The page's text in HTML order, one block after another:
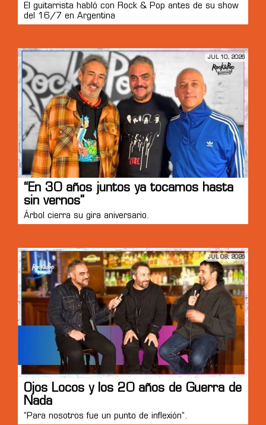
El guitarrista habló con Rock & Pop antes de su show
del 16/7 en Argentina
JUL 10, 2026
“En 30 años juntos ya tocamos hasta
sin vernos”
Árbol cierra su gira aniversario.
JUL 08, 2026
Ojos Locos y los 20 años de Guerra de
Nada
“Para nosotros fue un punto de inflexión”.